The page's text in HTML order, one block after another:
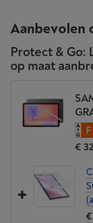
Aanbevolen
Protect & Go:
op maat
€